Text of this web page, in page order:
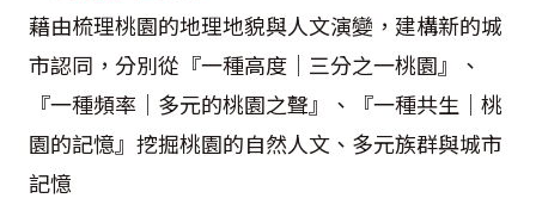
藉由梳理桃園的地理地貌與人文演變，建構新的城
市認同，分別從『一種高度｜三分之一桃園』、
『一種頻率｜多元的桃園之聲』、『一種共生｜桃
園的記憶』挖掘桃園的自然人文、多元族群與城市
記憶